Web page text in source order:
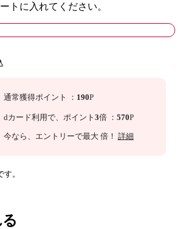
トに入れてください。
通常獲得ポイント ： 190P
dカード利用で、 ポイント 3倍 ： 570P
今なら 、エントリーで最大 倍！ 詳細
す。